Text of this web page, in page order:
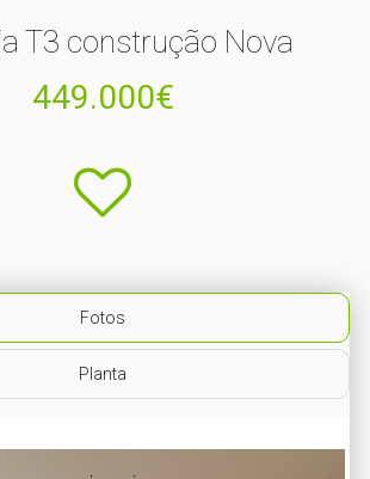
T3 construção Nova
449.000€
Fotos
Planta